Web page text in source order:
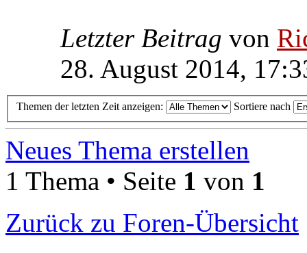
Letzter Beitrag von
28. August 2014,
Themen der letzten Zeit anzeigen: Sortiere nach
Neues Thema erstellen
1 Thema • Seite 1 von 1
Zurück zu Foren-Übersicht